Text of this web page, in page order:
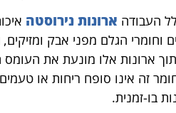
העבודה ארונות נירוסטה
וחומרי הגלם מפני אבק
ארונות אלו מונעת את
זה אינו סופח ריחות או
בו-זמנית.